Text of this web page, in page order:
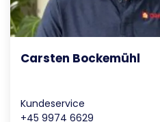
Carsten Bockemühl
Kundeservice
+45 9974 6629